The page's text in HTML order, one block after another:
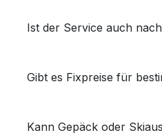
Ist der Service auch
Gibt es Fixpreise für
Kann Gepäck oder